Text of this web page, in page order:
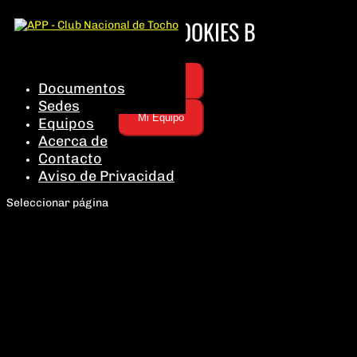
Documentos
Sedes
Equipos
Acerca de
Contacto
Aviso de Privacidad
Seleccionar página
SEMI MIXTO ROOKIES B
Mi Equipo